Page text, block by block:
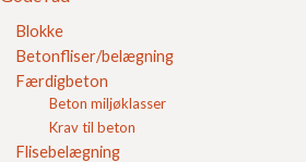
Blokke
Betonfliser/belægning
Færdigbeton
Beton miljøklasser
Krav til beton
Flisebelægning
Brochurer
Referencer
Om FC
Blokke
Hos FC Beton producerer vi forskellige
typerbetonblokke i høj kvalitet